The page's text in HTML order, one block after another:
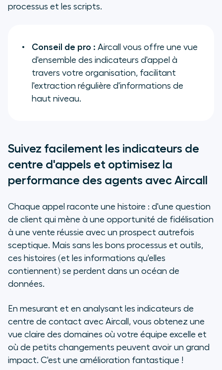
processus et les scripts.
Conseil de pro : Aircall vous offre une vue
d'ensemble des indicateurs d'appel à
travers votre organisation, facilitant
l'extraction régulière d'informations de
haut niveau.
Suivez facilement les indicateurs de
centre d'appels et optimisez la
performance des agents avec Aircall
Chaque appel raconte une histoire : d'une question
de client qui mène à une opportunité de fidélisation
à une vente réussie avec un prospect autrefois
sceptique. Mais sans les bons processus et outils,
ces histoires (et les informations qu'elles
contiennent) se perdent dans un océan de
données.
En mesurant et en analysant les indicateurs de
centre de contact avec Aircall, vous obtenez une
vue claire des domaines où votre équipe excelle et
où de petits changements peuvent avoir un grand
impact. C'est une amélioration fantastique !